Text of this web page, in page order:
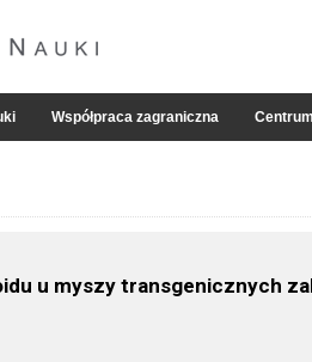
Współpraca zagraniczna
u myszy transgenicznych